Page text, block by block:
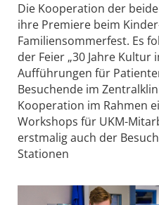
Die Kooperation der
ihre Premiere beim
Familiensommerfest. Es
der Feier „30 Jahre Kultur
Aufführungen für
Besuchende im
Kooperation im Rahmen
Workshops für UKM-
erstmalig auch der
Stationen